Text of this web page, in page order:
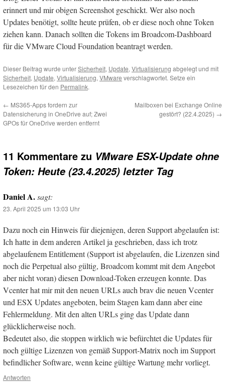
erinnert und mir obigen Screenshot geschickt. Wer also noch
Updates benötigt, sollte heute prüfen, ob er diese noch ohne Token
ziehen kann. Danach sollten die Tokens im Broadcom-Dashboard
für die VMware Cloud Foundation beantragt werden.
Dieser Beitrag wurde unterSicherheit, Update, Virtualisierung abgelegt und mit
Sicherheit, Update, Virtualisierung, VMware verschlagwortet. Setze ein
Lesezeichen für den Permalink.
← MS365-Apps fordern zur
Datensicherung in OneDrive auf; Zwei
GPOs für OneDrive werden entfernt
Mailboxen bei Exchange Online
gestört? (22.4.2025) →
11 Kommentare zu VMware ESX-Update ohne
Token: Heute (23.4.2025) letzter Tag
Daniel A.sagt:
23. April 2025 um 13:03 Uhr
Dazu noch ein Hinweis für diejenigen, deren Support abgelaufen ist:
Ich hatte in dem anderen Artikel ja geschrieben, dass ich trotz
abgelaufenem Entitlement (Support ist abgelaufen, die Lizenzen sind
noch die Perpetual also gültig, Broadcom kommt mit dem Angebot
aber nicht voran) diesen Download-Token erzeugen konnte. Das
Vcenter hat mir mit den neuen URLs auch brav die neuen Vcenter
und ESX Updates angeboten, beim Stagen kam dann aber eine
Fehlermeldung. Mit den alten URLs ging das Update dann
glücklicherweise noch.
Bedeutet also, die stoppen wirklich wie befürchtet die Updates für
noch gültige Lizenzen von gemäß Support-Matrix noch im Support
befindlicher Software, wenn keine gültige Wartung mehr vorliegt.
Antworten